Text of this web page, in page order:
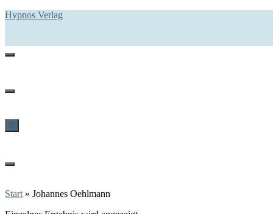
Hypnos Verlag
Start » Johannes Oehlmann